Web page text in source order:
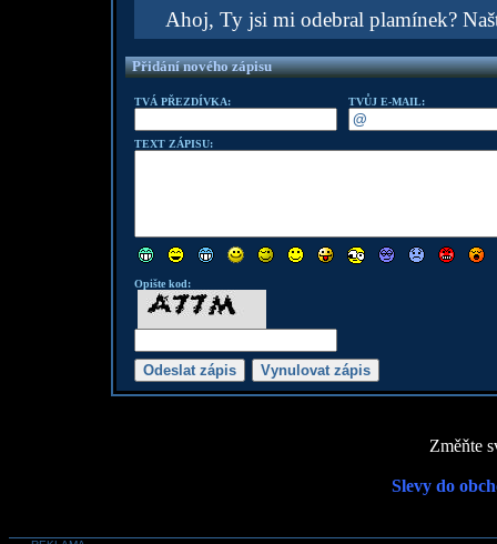
Ahoj, Ty jsi mi odebral plamínek?
Přidání nového zápisu
TVÁ PŘEZDÍVKA: TVŮJ E-MAIL:
TEXT ZÁPISU:
Opište kod:
Změňte
Slevy do